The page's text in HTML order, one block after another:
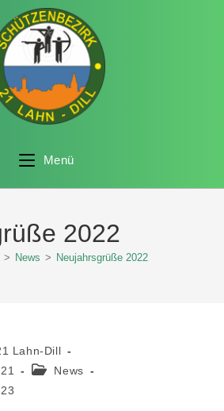
Menü
2022
> News > Neujahrsgrüße 2022
Lahn-Dill
News